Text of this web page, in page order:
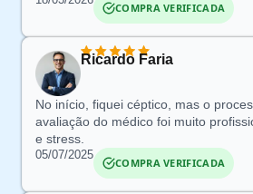
COMPRA VERIFICADA
Ricardo Faria
No início, fiquei céptico , mas o
avaliação do médico foi muito
e stress
05/07/2025
COMPRA VERIFICADA